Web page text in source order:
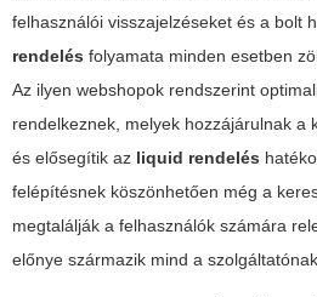
felhasználói visszajelzéseket és a bolt
rendelés folyamata minden esetben
Az ilyen webshopok rendszerint
rendelkeznek, melyek hozzájárulnak a
és elősegítik az liquid rendelés
felépítésnek köszönhetően még a
megtalálják a felhasználók számára
előnye származik mind a